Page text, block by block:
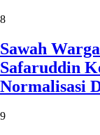
8
Sawah
Safaruddin
Normalisasi
9